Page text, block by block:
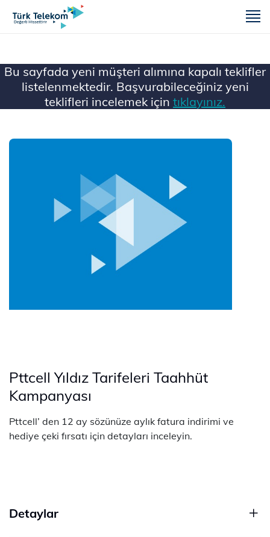
Bu sayfada yeni müşteri alımına kapalı teklifler
listelenmektedir. Başvurabileceğiniz yeni
teklifleri incelemek için tıklayınız.
Ana Sayfa Mobil
Pttcell Yıldız Tarifeleri Taahhüt
Kampanyası
Pttcell’ den 12 ay sözünüze aylık fatura indirimi ve
hediye çeki fırsatı için detayları inceleyin.
Detaylar